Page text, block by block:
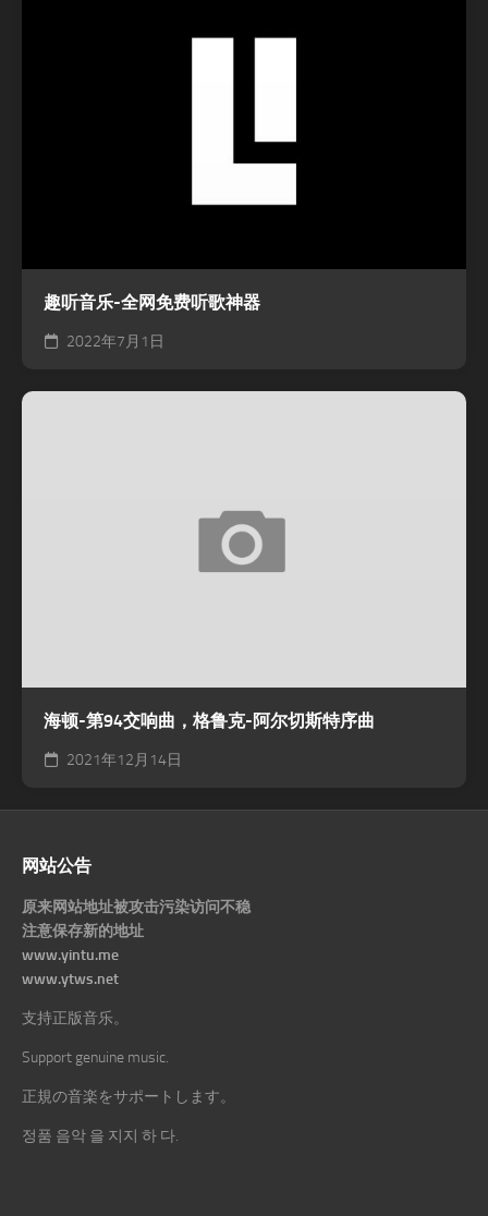
趣听音乐-全网免费听歌神器
2022年7月1日
海顿-第94交响曲，格鲁克-阿尔切斯特序曲
2021年12月14日
网站公告
原来网站地址被攻击污染访问不稳
注意保存新的地址
www.yintu.me
www.ytws.net
支持正版音乐。
Support genuine music.
正規の音楽をサポートします。
정품 음악 을 지지 하 다.